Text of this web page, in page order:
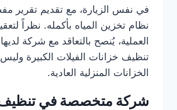
في نفس الزيارة، مع تقديم تقرير
نظام تخزين المياه بأكمله. نظراً
العملية، يُنصح بالتعاقد مع شركة
تنظيف خزانات الفيلات الكبيرة
الخزانات المنزلية العادية.
شركة متخصصة في تنظيف